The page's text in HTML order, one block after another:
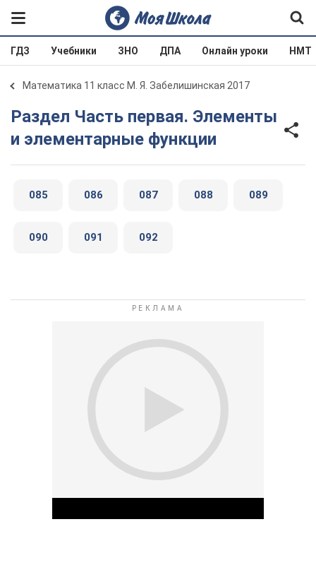
ГДЗ Учебники ЗНО ДПА Онлайн уроки НМТ
Математика 11 класс М. Я. Забелишинская 2017
Раздел Часть первая. Элементы
и элементарные функции
085 086 087 088 089
090 091 092